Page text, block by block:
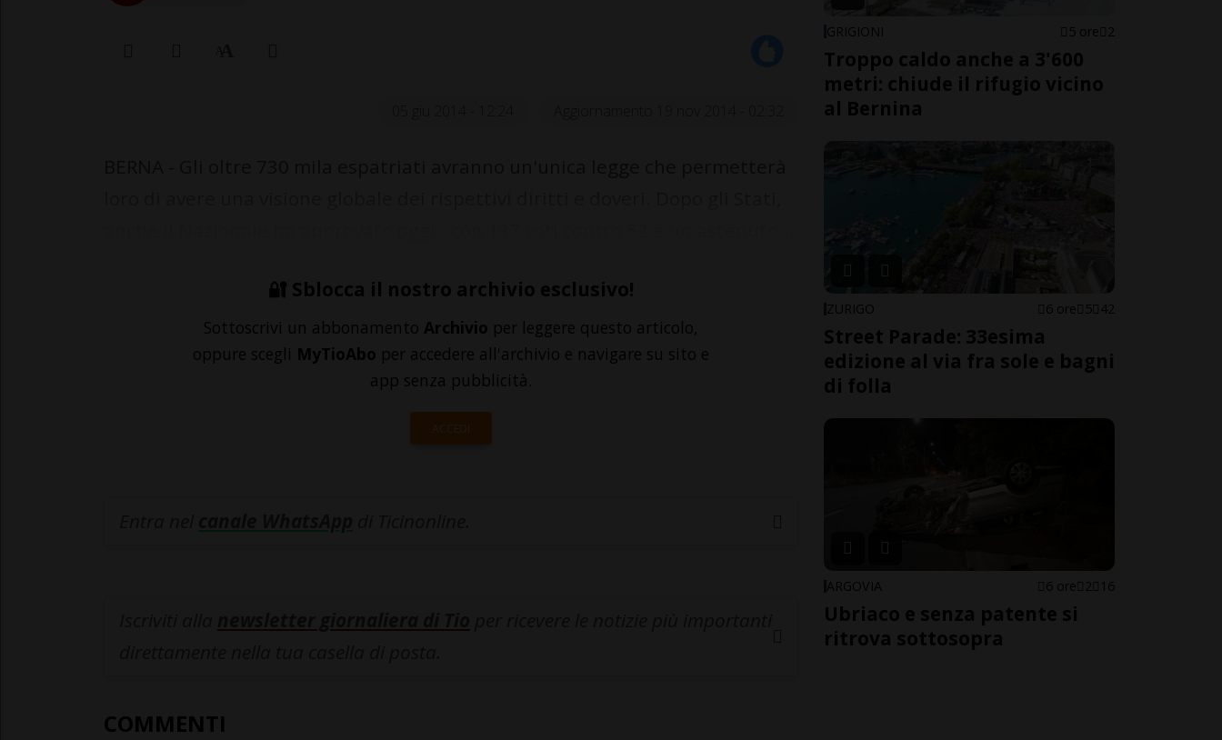
🔐 Sblocca il nostro archivio esclusivo!
Sottoscrivi un abbonamento Archivio per leggere questo articolo,
oppure scegli MyTioAbo per accedere all'archivio e navigare su sito e
app senza pubblicità.
ACCEDI
COMMENTI
GRIGIONI 5 ore 2
Troppo caldo anche a 3'600
metri: chiude il rifugio vicino
al Bernina
ZURIGO 6 ore 5 42
Street Parade: 33esima
edizione al via fra sole e bagni
di folla
ARGOVIA 6 ore 2 16
Ubriaco e senza patente si
ritrova sottosopra